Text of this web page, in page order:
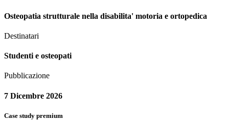
Osteopatia strutturale nella disabilita' motoria e ortopedica
Destinatari
Studenti e osteopati
Pubblicazione
7 Dicembre 2026
Case study premium